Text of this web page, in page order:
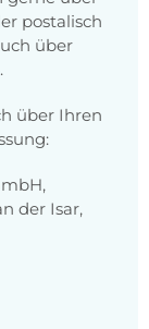
postalisch
über
über Ihren
der Isar,